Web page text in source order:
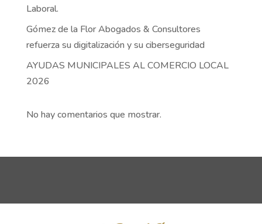
Laboral.
Gómez de la Flor Abogados & Consultores
refuerza su digitalización y su ciberseguridad
AYUDAS MUNICIPALES AL COMERCIO LOCAL
2026
No hay comentarios que mostrar.